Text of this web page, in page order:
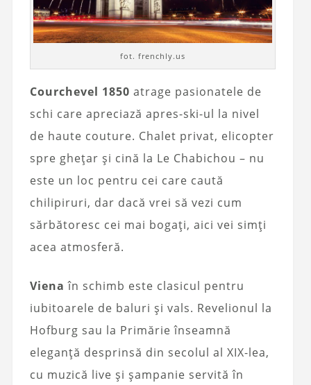
fot. frenchly.us
Courchevel 1850 atrage pasionatele de
schi care apreciază apres-ski-ul la nivel
de haute couture. Chalet privat, elicopter
spre ghețar și cină la Le Chabichou – nu
este un loc pentru cei care caută
chilipiruri, dar dacă vrei să vezi cum
sărbătoresc cei mai bogați, aici vei simți
acea atmosferă.
Viena în schimb este clasicul pentru
iubitoarele de baluri și vals. Revelionul la
Hofburg sau la Primărie înseamnă
eleganță desprinsă din secolul al XIX-lea,
cu muzică live și șampanie servită în